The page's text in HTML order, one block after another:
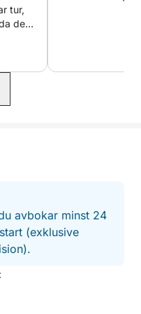
är hur mycket den
du till de bästa
din tid
avslappnad och
Cíesöarna är det
ankring kräver
Skeppartjänst
en smidig och
början till slut.
tur,
den
avbokar minst 24
(exklusive